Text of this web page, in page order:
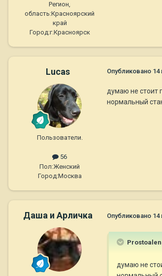
Регион,
область:Красноярский
край
Город:г.Красноярск
Lucas
Пользователи.
56
Пол:Женский
Город:Москва
Опубликовано 14
думаю не стоит
нормальный
Даша и Арличка Опубликовано 14
думаю не